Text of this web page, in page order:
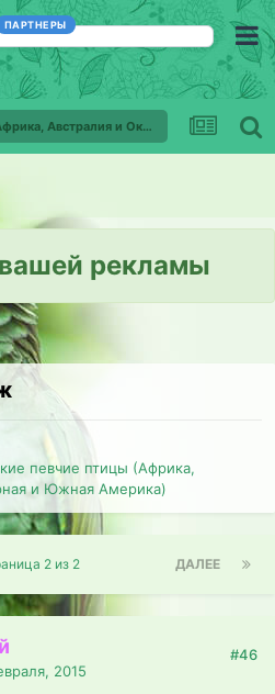
ПАРТНЕРЫ
Экзотические певчие птицы (Африка, Австралия и Океания, Северная и Южная Америка)
рекламы
певчие птицы (Африка,
и Южная Америка)
ДАЛЕЕ
2 из 2
2015
#46